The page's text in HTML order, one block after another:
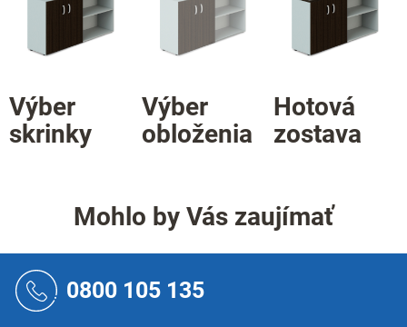
Výber
skrinky
Výber
obloženia
Hotová
zostava
Mohlo by Vás zaujímať
0800 105 135